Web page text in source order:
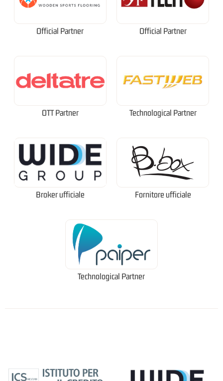
Official Partner Official Partner
OTT Partner Technological Partner
Broker ufficiale Fornitore ufficiale
Technological Partner